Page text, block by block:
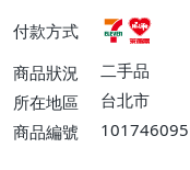
貨付款【免
付款方式
商品狀況
二手品
所在地區
台北市
商品編號